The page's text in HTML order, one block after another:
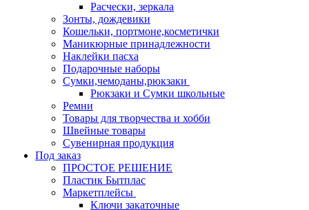
Расчески, зеркала
Зонты, дождевики
Кошельки, портмоне,косметички
Маникюрные принадлежности
Наклейки пасха
Подарочные наборы
Сумки,чемоданы,рюкзаки
Рюкзаки и Сумки школьные
Ремни
Товары для творчества и хобби
Швейные товары
Сувенирная продукция
Под заказ
ПРОСТОЕ РЕШЕНИЕ
Пластик Бытплас
Маркетплейсы
Ключи закаточные